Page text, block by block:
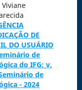
Viviane
DE
DO USUÁRIO
de
do IFG: v.
de
- 2024